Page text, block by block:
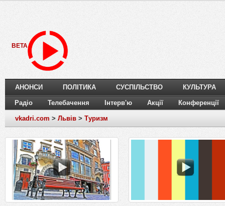
BETA
АНОНСИ ПОЛІТИКА СУСПІЛЬСТВО КУЛЬТУРА
Радіо Телебачення Інтерв'ю Акції Конференції
vkadri.com > Львів > Туризм